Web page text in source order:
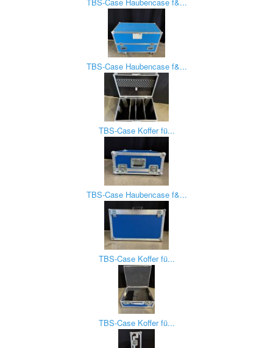
TBS-Case Haubencase f&...
TBS-Case Koffer fü...
TBS-Case Haubencase f&...
TBS-Case Koffer fü...
TBS-Case Koffer fü...